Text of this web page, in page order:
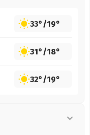
33°/19°
31°/18°
32°/19°